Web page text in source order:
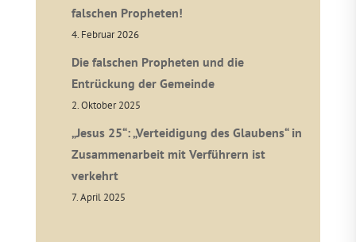
falschen Propheten!
4. Februar 2026
Die falschen Propheten und die
Entrückung der Gemeinde
2. Oktober 2025
„Jesus 25“: „Verteidigung des Glaubens“ in
Zusammenarbeit mit Verführern ist
verkehrt
7. April 2025